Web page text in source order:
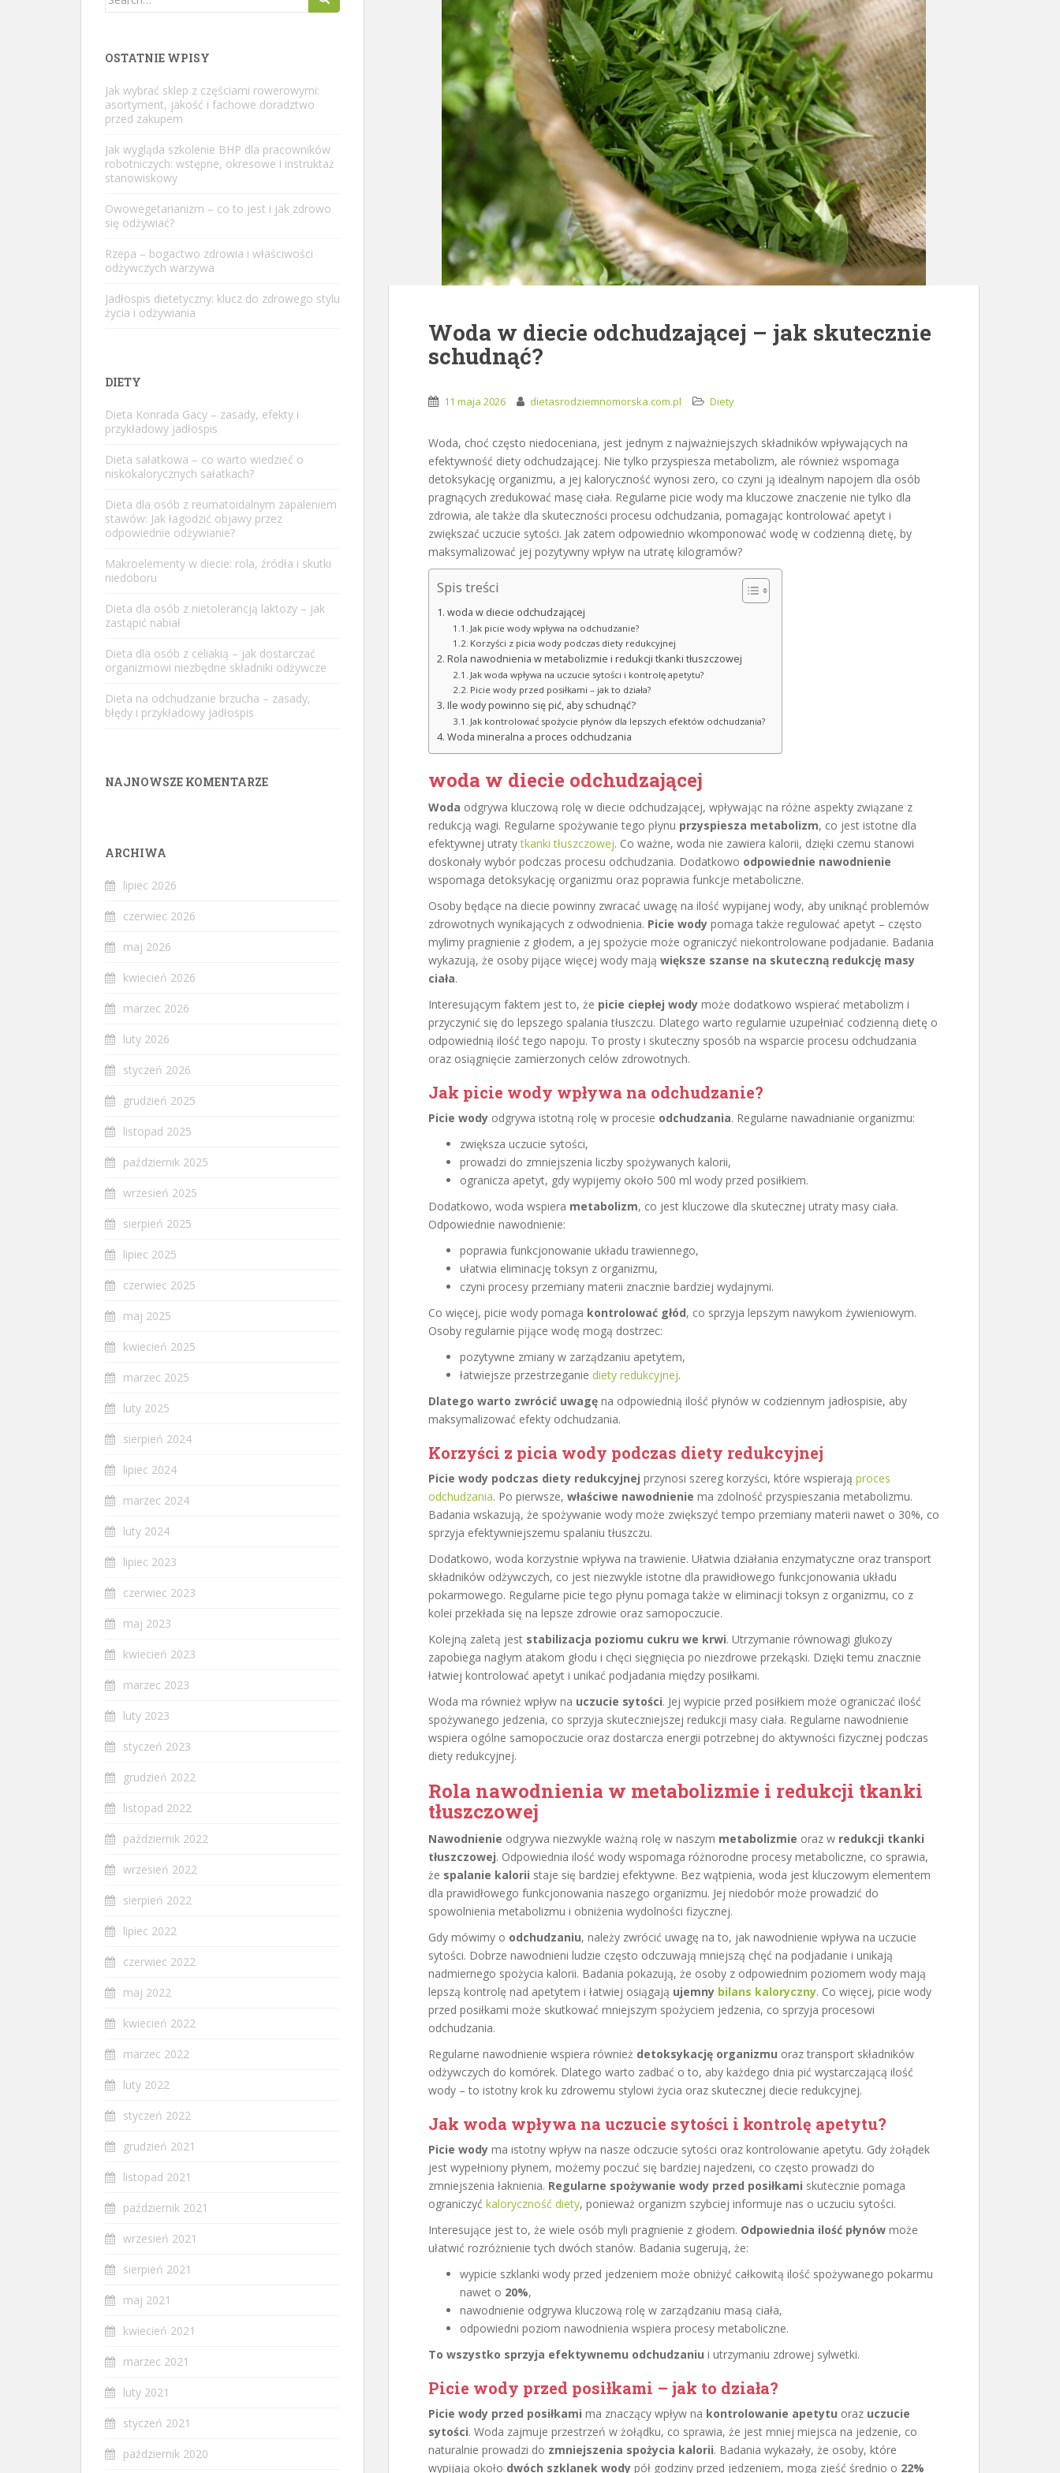
Woda w diecie odchudzającej – jak skutecznie
schudnąć?
11 maja 2026 dietasrodziemnomorska.com.pl Diety
Woda, choć często niedoceniana, jest jednym z najważniejszych składników wpływających na
efektywność diety odchudzającej. Nie tylko przyspiesza metabolizm, ale również wspomaga
detoksykację organizmu, a jej kaloryczność wynosi zero, co czyni ją idealnym napojem dla osób
pragnących zredukować masę ciała. Regularne picie wody ma kluczowe znaczenie nie tylko dla
zdrowia, ale także dla skuteczności procesu odchudzania, pomagając kontrolować apetyt i
zwiększać uczucie sytości. Jak zatem odpowiednio wkomponować wodę w codzienną dietę, by
maksymalizować jej pozytywny wpływ na utratę kilogramów?
Spis treści
woda w diecie odchudzającej
Jak picie wody wpływa na odchudzanie?
Korzyści z picia wody podczas diety redukcyjnej
Rola nawodnienia w metabolizmie i redukcji tkanki tłuszczowej
Jak woda wpływa na uczucie sytości i kontrolę apetytu?
Picie wody przed posiłkami – jak to działa?
Ile wody powinno się pić, aby schudnąć?
Jak kontrolować spożycie płynów dla lepszych efektów odchudzania?
Woda mineralna a proces odchudzania
woda w diecie odchudzającej
Woda odgrywa kluczową rolę w diecie odchudzającej, wpływając na różne aspekty związane z
redukcją wagi. Regularne spożywanie tego płynu przyspiesza metabolizm, co jest istotne dla
efektywnej utratytkanki tłuszczowej. Co ważne, woda nie zawiera kalorii, dzięki czemu stanowi
doskonały wybór podczas procesu odchudzania. Dodatkowo odpowiednie nawodnienie
wspomaga detoksykację organizmu oraz poprawia funkcje metaboliczne.
Osoby będące na diecie powinny zwracać uwagę na ilość wypijanej wody, aby uniknąć problemów
zdrowotnych wynikających z odwodnienia. Picie wody pomaga także regulować apetyt – często
mylimy pragnienie z głodem, a jej spożycie może ograniczyć niekontrolowane podjadanie. Badania
wykazują, że osoby pijące więcej wody mają większe szanse na skuteczną redukcję masy
ciała.
Interesującym faktem jest to, że picie ciepłej wody może dodatkowo wspierać metabolizm i
przyczynić się do lepszego spalania tłuszczu. Dlatego warto regularnie uzupełniać codzienną dietę o
odpowiednią ilość tego napoju. To prosty i skuteczny sposób na wsparcie procesu odchudzania
oraz osiągnięcie zamierzonych celów zdrowotnych.
Jak picie wody wpływa na odchudzanie?
Picie wody odgrywa istotną rolę w procesie odchudzania. Regularne nawadnianie organizmu:
zwiększa uczucie sytości,
prowadzi do zmniejszenia liczby spożywanych kalorii,
ogranicza apetyt, gdy wypijemy około 500 ml wody przed posiłkiem.
Dodatkowo, woda wspiera metabolizm, co jest kluczowe dla skutecznej utraty masy ciała.
Odpowiednie nawodnienie:
poprawia funkcjonowanie układu trawiennego,
ułatwia eliminację toksyn z organizmu,
czyni procesy przemiany materii znacznie bardziej wydajnymi.
Co więcej, picie wody pomaga kontrolować głód, co sprzyja lepszym nawykom żywieniowym.
Osoby regularnie pijące wodę mogą dostrzec:
pozytywne zmiany w zarządzaniu apetytem,
łatwiejsze przestrzeganie diety redukcyjnej.
Dlatego warto zwrócić uwagę na odpowiednią ilość płynów w codziennym jadłospisie, aby
maksymalizować efekty odchudzania.
Korzyści z picia wody podczas diety redukcyjnej
Picie wody podczas diety redukcyjnej przynosi szereg korzyści, które wspierają proces
odchudzania. Po pierwsze, właściwe nawodnienie ma zdolność przyspieszania metabolizmu.
Badania wskazują, że spożywanie wody może zwiększyć tempo przemiany materii nawet o 30%, co
sprzyja efektywniejszemu spalaniu tłuszczu.
Dodatkowo, woda korzystnie wpływa na trawienie. Ułatwia działania enzymatyczne oraz transport
składników odżywczych, co jest niezwykle istotne dla prawidłowego funkcjonowania układu
pokarmowego. Regularne picie tego płynu pomaga także w eliminacji toksyn z organizmu, co z
kolei przekłada się na lepsze zdrowie oraz samopoczucie.
Kolejną zaletą jest stabilizacja poziomu cukru we krwi. Utrzymanie równowagi glukozy
zapobiega nagłym atakom głodu i chęci sięgnięcia po niezdrowe przekąski. Dzięki temu znacznie
łatwiej kontrolować apetyt i unikać podjadania między posiłkami.
Woda ma również wpływ na uczucie sytości. Jej wypicie przed posiłkiem może ograniczać ilość
spożywanego jedzenia, co sprzyja skuteczniejszej redukcji masy ciała. Regularne nawodnienie
wspiera ogólne samopoczucie oraz dostarcza energii potrzebnej do aktywności fizycznej podczas
diety redukcyjnej.
Rola nawodnienia w metabolizmie i redukcji tkanki
tłuszczowej
Nawodnienie odgrywa niezwykle ważną rolę w naszym metabolizmie oraz w redukcji tkanki
tłuszczowej. Odpowiednia ilość wody wspomaga różnorodne procesy metaboliczne, co sprawia,
że spalanie kalorii staje się bardziej efektywne. Bez wątpienia, woda jest kluczowym elementem
dla prawidłowego funkcjonowania naszego organizmu. Jej niedobór może prowadzić do
spowolnienia metabolizmu i obniżenia wydolności fizycznej.
Gdy mówimy o odchudzaniu, należy zwrócić uwagę na to, jak nawodnienie wpływa na uczucie
sytości. Dobrze nawodnieni ludzie często odczuwają mniejszą chęć na podjadanie i unikają
nadmiernego spożycia kalorii. Badania pokazują, że osoby z odpowiednim poziomem wody mają
lepszą kontrolę nad apetytem i łatwiej osiągają ujemny bilans kaloryczny. Co więcej, picie wody
przed posiłkami może skutkować mniejszym spożyciem jedzenia, co sprzyja procesowi
odchudzania.
Regularne nawodnienie wspiera również detoksykację organizmu oraz transport składników
odżywczych do komórek. Dlatego warto zadbać o to, aby każdego dnia pić wystarczającą ilość
wody – to istotny krok ku zdrowemu stylowi życia oraz skutecznej diecie redukcyjnej.
Jak woda wpływa na uczucie sytości i kontrolę apetytu?
Picie wody ma istotny wpływ na nasze odczucie sytości oraz kontrolowanie apetytu. Gdy żołądek
jest wypełniony płynem, możemy poczuć się bardziej najedzeni, co często prowadzi do
zmniejszenia łaknienia. Regularne spożywanie wody przed posiłkami skutecznie pomaga
ograniczyć kaloryczność diety, ponieważ organizm szybciej informuje nas o uczuciu sytości.
Interesujące jest to, że wiele osób myli pragnienie z głodem. Odpowiednia ilość płynów może
ułatwić rozróżnienie tych dwóch stanów. Badania sugerują, że:
wypicie szklanki wody przed jedzeniem może obniżyć całkowitą ilość spożywanego pokarmu
nawet o 20%,
nawodnienie odgrywa kluczową rolę w zarządzaniu masą ciała,
odpowiedni poziom nawodnienia wspiera procesy metaboliczne.
To wszystko sprzyja efektywnemu odchudzaniu i utrzymaniu zdrowej sylwetki.
Picie wody przed posiłkami – jak to działa?
Picie wody przed posiłkami ma znaczący wpływ na kontrolowanie apetytu oraz uczucie
sytości. Woda zajmuje przestrzeń w żołądku, co sprawia, że jest mniej miejsca na jedzenie, co
naturalnie prowadzi do zmniejszenia spożycia kalorii. Badania wykazały, że osoby, które
wypijają około dwóch szklanek wody pół godziny przed jedzeniem, mogą zjeść średnio o 22%
OSTATNIE WPISY
Jak wybrać sklep z częściami rowerowymi:
asortyment, jakość i fachowe doradztwo
przed zakupem
Jak wygląda szkolenie BHP dla pracowników
robotniczych: wstępne, okresowe i instruktaż
stanowiskowy
Owowegetarianizm – co to jest i jak zdrowo
się odżywiać?
Rzepa – bogactwo zdrowia i właściwości
odżywczych warzywa
Jadłospis dietetyczny: klucz do zdrowego stylu
życia i odżywiania
DIETY
Dieta Konrada Gacy – zasady, efekty i
przykładowy jadłospis
Dieta sałatkowa – co warto wiedzieć o
niskokalorycznych sałatkach?
Dieta dla osób z reumatoidalnym zapaleniem
stawów: Jak łagodzić objawy przez
odpowiednie odżywianie?
Makroelementy w diecie: rola, źródła i skutki
niedoboru
Dieta dla osób z nietolerancją laktozy – jak
zastąpić nabiał
Dieta dla osób z celiakią – jak dostarczać
organizmowi niezbędne składniki odżywcze
Dieta na odchudzanie brzucha – zasady,
błędy i przykładowy jadłospis
NAJNOWSZE KOMENTARZE
ARCHIWA
lipiec 2026
czerwiec 2026
maj 2026
kwiecień 2026
marzec 2026
luty 2026
styczeń 2026
grudzień 2025
listopad 2025
październik 2025
wrzesień 2025
sierpień 2025
lipiec 2025
czerwiec 2025
maj 2025
kwiecień 2025
marzec 2025
luty 2025
sierpień 2024
lipiec 2024
marzec 2024
luty 2024
lipiec 2023
czerwiec 2023
maj 2023
kwiecień 2023
marzec 2023
luty 2023
styczeń 2023
grudzień 2022
listopad 2022
październik 2022
wrzesień 2022
sierpień 2022
lipiec 2022
czerwiec 2022
maj 2022
kwiecień 2022
marzec 2022
luty 2022
styczeń 2022
grudzień 2021
listopad 2021
październik 2021
wrzesień 2021
sierpień 2021
maj 2021
kwiecień 2021
marzec 2021
luty 2021
styczeń 2021
październik 2020